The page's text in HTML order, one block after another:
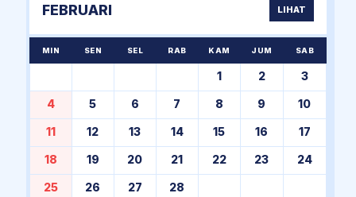
FEBRUARI LIHAT
MIN SEN SEL RAB KAM JUM SAB
1 2 3
4 5 6 7 8 9 10
11 12 13 14 15 16 17
18 19 20 21 22 23 24
25 26 27 28